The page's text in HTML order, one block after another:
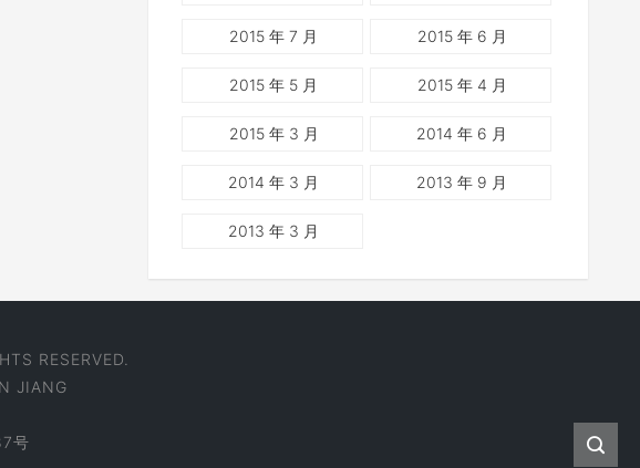
2015 年 7 月 2015 年 6 月
2015 年 5 月 2015 年 4 月
2015 年 3 月 2014 年 6 月
2014 年 3 月 2013 年 9 月
2013 年 3 月
RESERVED.
JIANG
号